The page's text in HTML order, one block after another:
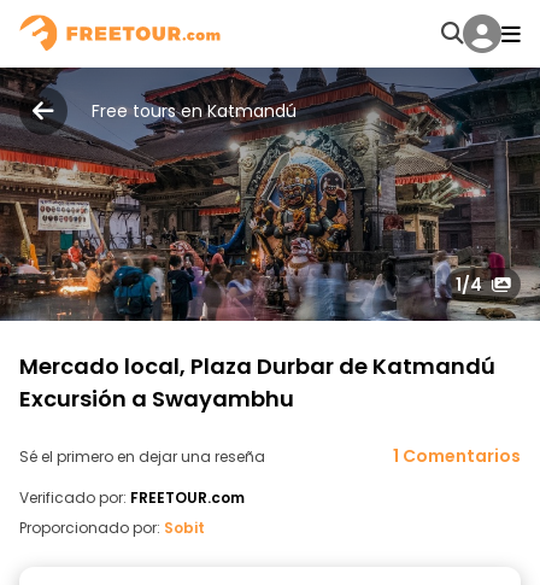
Free tours en Katmandú
1/4
Mercado local, Plaza Durbar de Katmandú
Excursión a Swayambhu
Sé el primero en dejar una reseña 1 Comentarios
Verificado por: FREETOUR.com
Proporcionado por: Sobit